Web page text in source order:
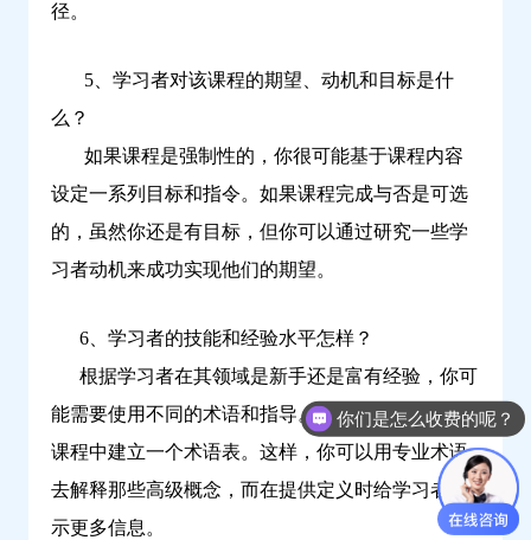
径。
5、学习者对该课程的期望、动机和目标是什
么？
如果课程是强制性的，你很可能基于课程内容
设定一系列目标和指令。如果课程完成与否是可选
的，虽然你还是有目标，但你可以通过研究一些学
习者动机来成功实现他们的期望。
6、学习者的技能和经验水平怎样？
根据学习者在其领域是新手还是富有经验，你可
能需要使用不同的术语和指导。你或许需要考虑在
课程中建立一个术语表。这样，你可以用专业术语
去解释那些高级概念，而在提供定义时给学习者展
示更多信息。
你们是怎么收费的呢？